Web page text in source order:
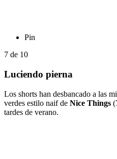
Pin
7 de 10
Luciendo pierna
Los shorts han desbancado a las
verdes estilo naif de Nice Things
tardes de verano.